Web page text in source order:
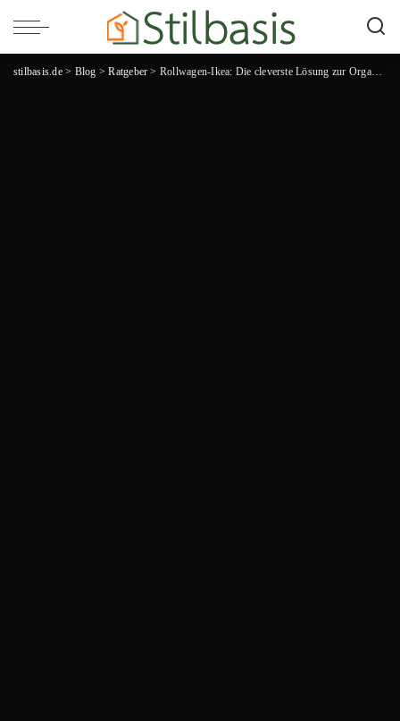
stilbasis.de> Blog >Ratgeber > Rollwagen-Ikea: Die cleverste Lösung zur Organisation deines Hauses!